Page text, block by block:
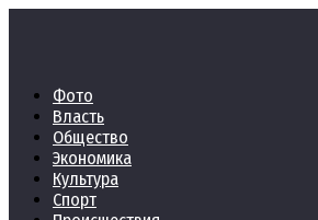
Фото
Власть
Общество
Экономика
Культура
Спорт